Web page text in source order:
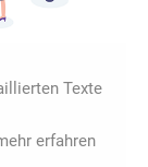
Texte
erfahren